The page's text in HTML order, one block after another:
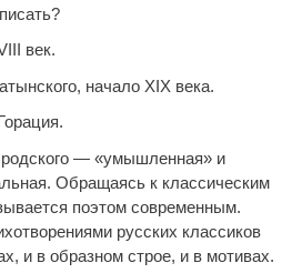
III век.
начало ХIХ века.
— «умышленная» и
Обращаясь к классическим
поэтом современным.
русских классиков
и в образном строе, и в мотивах.